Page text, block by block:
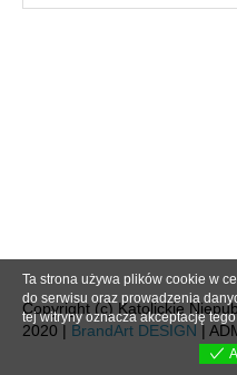
Copyright (c) Katolickie
2020 | BrandArt DESIGN |
Ta strona używa plików cookie w
do serwisu oraz prowadzenia
tej witryny oznacza akceptację